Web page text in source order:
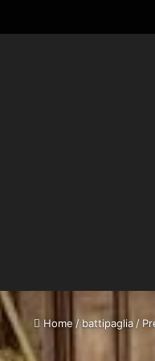
Home / battipaglia /